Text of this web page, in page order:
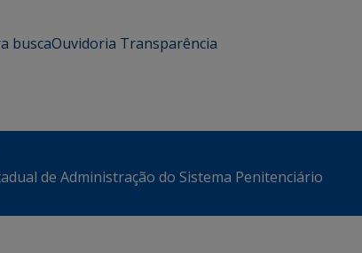
buscaOuvidoria Transparência
de Administração do Sistema Penitenciário